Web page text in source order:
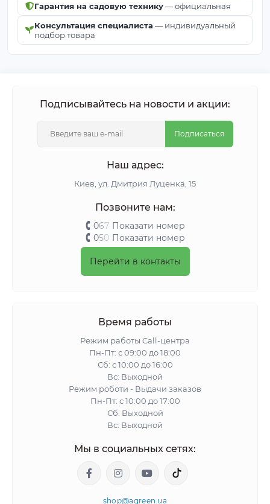
Гарантия на садовую технику— официальная
Консультация специалиста — индивидуальный
подбор товара
Подписывайтесь на новости и акции:
Подписаться
Наш адрес:
Киeв, ул. Дмитрия Луценка, 15
Позвоните нам:
067 Показати номер
050 Показати номер
Перейти в контакты
Время работы
Режим работы Call-центра
Пн-Пт: с 09:00 до 18:00
Сб: с 10:00 до 16:00
Вс: Выходной
Режим роботи - Выдачи заказов
Пн-Пт: с 10:00 до 17:00
Сб: Выходной
Вс: Выходной
Мы в социальных сетях:
shop@agreen.ua